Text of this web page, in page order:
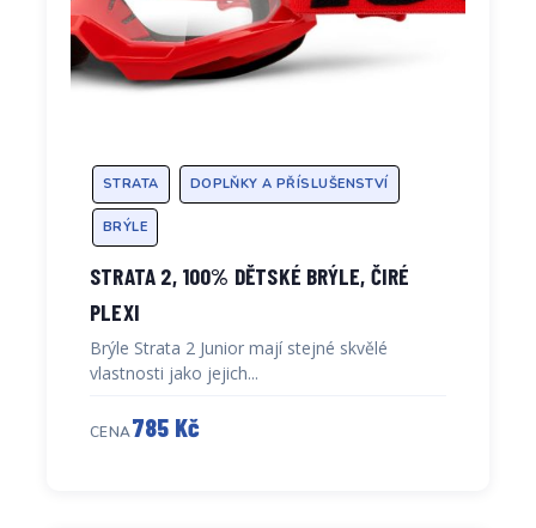
STRATA DOPLŇKY A PŘÍSLUŠENSTVÍ
BRÝLE
STRATA 2, 100% DĚTSKÉ BRÝLE, ČIRÉ
PLEXI
Brýle Strata 2 Junior mají stejné skvělé
vlastnosti jako jejich...
CENA785 Kč